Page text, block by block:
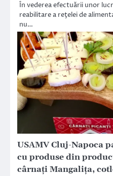
În vederea efectuării unor
reabilitare a reţelei de
nu…
USAMV Cluj-Napoca
cu produse din
cârnați Mangalița,